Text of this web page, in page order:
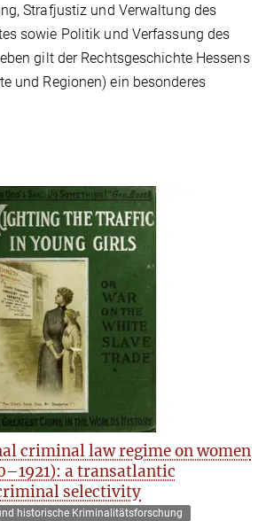
Strafjustiz und Verwaltung des
sowie Politik und Verfassung des
gilt der Rechtsgeschichte Hessens
und Regionen) ein besonderes
criminal law regime on women
a transatlantic
selectivity
historische Kriminalitätsforschung